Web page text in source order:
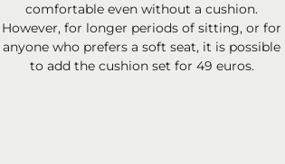
comfortable even without a cushion.
However, for longer periods of sitting, or for
anyone who prefers a soft seat, it is possible
to add the cushion set for 49 euros.